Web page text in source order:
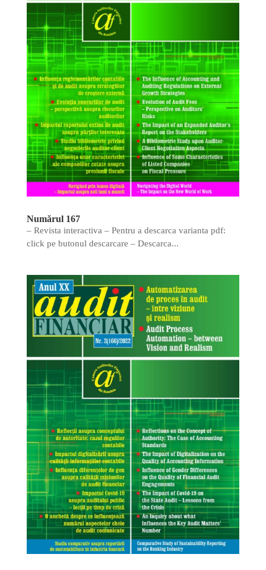
Numărul 167
– Revista interactiva – Pentru a descarca varianta pdf:
click pe butonul descarcare – Descarca...